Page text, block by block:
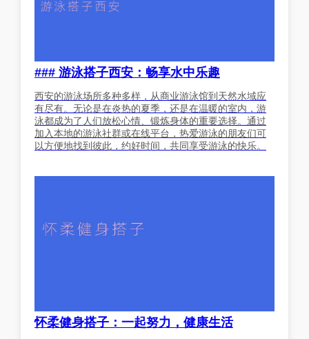
### 游泳搭子西安：畅享水中乐趣
西安的游泳场所多种多样，从商业游泳馆到天然水域应
有尽有。无论是在炎热的夏季，还是在温暖的室内，游
泳都成为了人们放松心情、锻炼身体的重要选择。通过
加入本地的游泳社群或在线平台，热爱游泳的朋友们可
以方便地找到彼此，约好时间，共同享受游泳的快乐。
怀柔健身搭子：一起努力，健康生活